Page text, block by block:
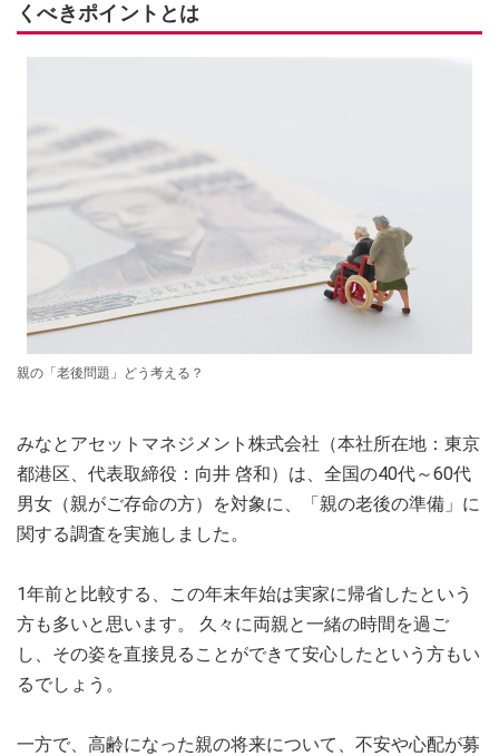
くべきポイントとは
親の「老後問題」どう考える？
みなとアセットマネジメント株式会社（本社所在地：東京
都港区、代表取締役：向井 啓和）は、全国の40代～60代
男女（親がご存命の方）を対象に、「親の老後の準備」に
関する調査を実施しました。
1年前と比較する、この年末年始は実家に帰省したという
方も多いと思います。 久々に両親と一緒の時間を過ご
し、その姿を直接見ることができて安心したという方もい
るでしょう。
一方で、高齢になった親の将来について、不安や心配が募